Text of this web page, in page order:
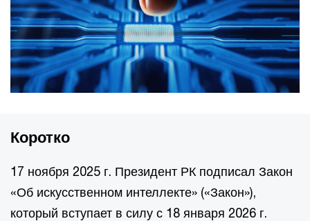
Коротко
17 ноября 2025 г. Президент РК подписал Закон
«Об искусственном интеллекте» («Закон»),
который вступает в силу с 18 января 2026 г.